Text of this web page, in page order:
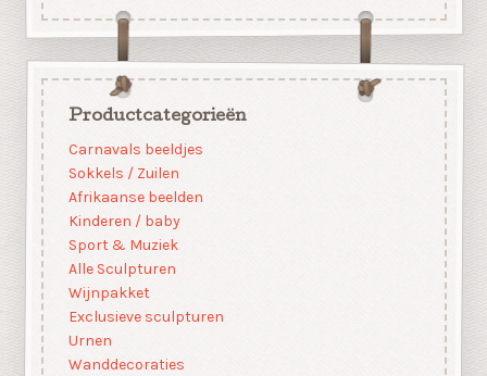
Productcategorieën
Carnavals beeldjes
Sokkels / Zuilen
Afrikaanse beelden
Kinderen / baby
Sport & Muziek
Alle Sculpturen
Wijnpakket
Exclusieve sculpturen
Urnen
Wanddecoraties